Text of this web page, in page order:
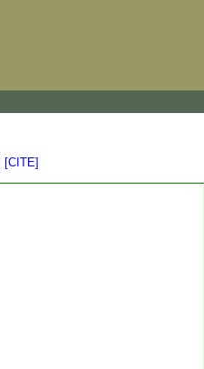
[CITE]